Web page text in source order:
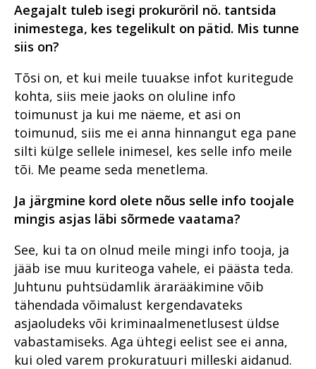
Aegajalt tuleb isegi prokuröril nö. tantsida
inimestega, kes tegelikult on pätid. Mis tunne
siis on?
Tõsi on, et kui meile tuuakse infot kuritegude
kohta, siis meie jaoks on oluline info
toimunust ja kui me näeme, et asi on
toimunud, siis me ei anna hinnangut ega pane
silti külge sellele inimesel, kes selle info meile
tõi. Me peame seda menetlema.
Ja järgmine kord olete nõus selle info toojale
mingis asjas läbi sõrmede vaatama?
See, kui ta on olnud meile mingi info tooja, ja
jääb ise muu kuriteoga vahele, ei päästa teda.
Juhtunu puhtsüdamlik ärarääkimine võib
tähendada võimalust kergendavateks
asjaoludeks või kriminaalmenetlusest üldse
vabastamiseks. Aga ühtegi eelist see ei anna,
kui oled varem prokuratuuri milleski aidanud.